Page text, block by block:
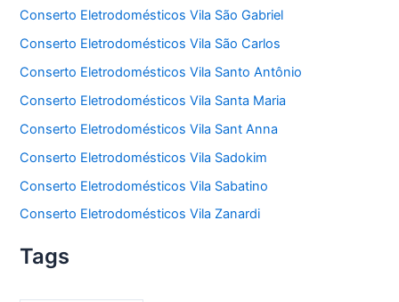
Conserto Eletrodomésticos Vila São Gabriel
Conserto Eletrodomésticos Vila São Carlos
Conserto Eletrodomésticos Vila Santo Antônio
Conserto Eletrodomésticos Vila Santa Maria
Conserto Eletrodomésticos Vila Sant Anna
Conserto Eletrodomésticos Vila Sadokim
Conserto Eletrodomésticos Vila Sabatino
Conserto Eletrodomésticos Vila Zanardi
Tags